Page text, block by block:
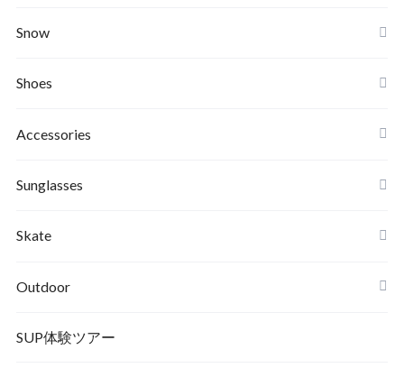
Critical Slide(TCSS)
Afends
Roial
RVCA
ACER
Turn Me On
KAYA
Surfboards
Wetsuits,Rush Guard
Winter Goods
Snow
Board
Binding
Boots
Bc Gear
Goggle
Helmet
Shoes
Sandals
Shoes
Winter Shoes
Accessories
Other
Sunglasses
Skate
Outdoor
Norrona
SUP体験ツアー